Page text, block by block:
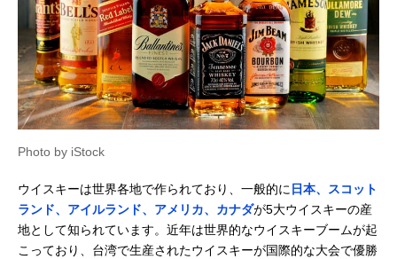
Amazonで見る
アサヒビール ブッ
シュミルズ
3回蒸溜で手間を
かけて作られたウ
イスキー
700ml
Amazonで見る
ペルノ・リカー
ル・ジャパン ジェ
ムソン スタンダー
ド
3回蒸溜＆3年以上
熟成でやさしい味
わい
700ml
Amazonで見る
ル ヘイデン
もライトな飲み口
Amazonで見る
サントリー カナデ
ィアンクラブ クラ
シック12年
12年熟成のカナデ
ィアンウイスキー
700ml
Photo by iStock
ウイスキーは世界各地で作られており、一般的に 日本、スコット
ランド、アイルランド、アメリカ、カナダが5大ウイスキーの産
地として知られています。近年は世界的なウイスキーブームが起
こっており、台湾で生産されたウイスキーが国際的な大会で優勝